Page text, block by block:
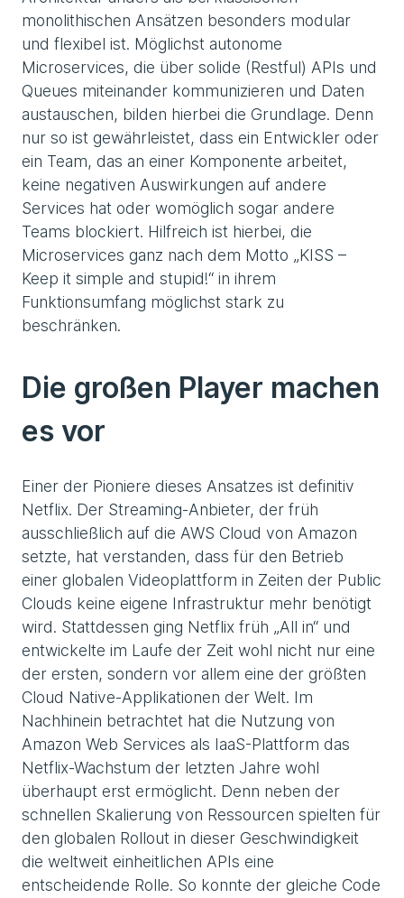
monolithischen Ansätzen besonders modular
und flexibel ist. Möglichst autonome
Microservices, die über solide (Restful) APIs und
Queues miteinander kommunizieren und Daten
austauschen, bilden hierbei die Grundlage. Denn
nur so ist gewährleistet, dass ein Entwickler oder
ein Team, das an einer Komponente arbeitet,
keine negativen Auswirkungen auf andere
Services hat oder womöglich sogar andere
Teams blockiert. Hilfreich ist hierbei, die
Microservices ganz nach dem Motto „KISS –
Keep it simple and stupid!“ in ihrem
Funktionsumfang möglichst stark zu
beschränken.
Die großen Player machen
es vor
Einer der Pioniere dieses Ansatzes ist definitiv
Netflix. Der Streaming-Anbieter, der früh
ausschließlich auf die AWS Cloud von Amazon
setzte, hat verstanden, dass für den Betrieb
einer globalen Videoplattform in Zeiten der Public
Clouds keine eigene Infrastruktur mehr benötigt
wird. Stattdessen ging Netflix früh „All in“ und
entwickelte im Laufe der Zeit wohl nicht nur eine
der ersten, sondern vor allem eine der größten
Cloud Native-Applikationen der Welt. Im
Nachhinein betrachtet hat die Nutzung von
Amazon Web Services als IaaS-Plattform das
Netflix-Wachstum der letzten Jahre wohl
überhaupt erst ermöglicht. Denn neben der
schnellen Skalierung von Ressourcen spielten für
den globalen Rollout in dieser Geschwindigkeit
die weltweit einheitlichen APIs eine
entscheidende Rolle. So konnte der gleiche Code